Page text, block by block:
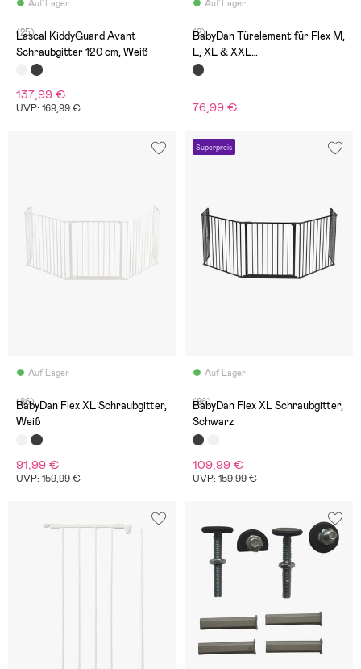
Auf Lager
(25)
Lascal KiddyGuard Avant
Schraubgitter 120 cm, Weiß
137,99 €
UVP: 169,99 €
Auf Lager
(2)
BabyDan Türelement für Flex M,
L, XL & XXL
Kinderschutzgitter, Schwarz
76,99 €
Auf Lager
(86)
BabyDan Flex XL Schraubgitter,
Weiß
91,99 €
UVP: 159,99 €
Superpreis
Auf Lager
(86)
BabyDan Flex XL Schraubgitter,
Schwarz
109,99 €
UVP: 159,99 €